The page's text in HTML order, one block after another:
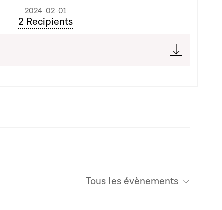
2024-02-01
2 Recipients
Tous les évènements